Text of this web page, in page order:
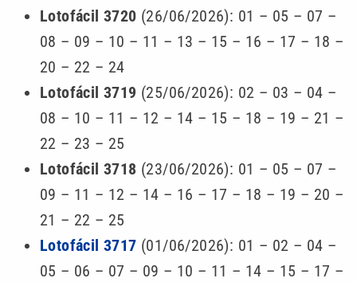
Lotofácil 3720 (26/06/2026): 01 – 05 – 07 –
08 – 09 – 10 – 11 – 13 – 15 – 16 – 17 – 18 –
20 – 22 – 24
Lotofácil 3719 (25/06/2026): 02 – 03 – 04 –
08 – 10 – 11 – 12 – 14 – 15 – 18 – 19 – 21 –
22 – 23 – 25
Lotofácil 3718 (23/06/2026): 01 – 05 – 07 –
09 – 11 – 12 – 14 – 16 – 17 – 18 – 19 – 20 –
21 – 22 – 25
Lotofácil 3717 (01/06/2026): 01 – 02 – 04 –
05 – 06 – 07 – 09 – 10 – 11 – 14 – 15 – 17 –